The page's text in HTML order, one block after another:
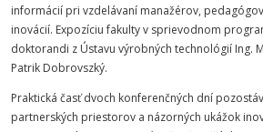
informácií pri vzdelávaní manažérov,
inovácií. Expozíciu fakulty v sprievodnom
doktorandi z Ústavu výrobných technológií Ing.
Patrik Dobrovszký.
Praktická časť dvoch konferenčných dní
partnerských priestorov a názorných ukážok